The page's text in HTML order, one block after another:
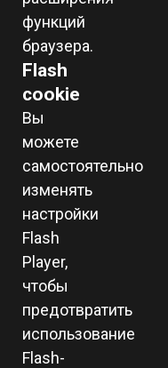
функций
браузера.
Flash
cookie
Вы
можете
самостоятельно
изменять
настройки
Flash
Player,
чтобы
предотвратить
использование
Flash-